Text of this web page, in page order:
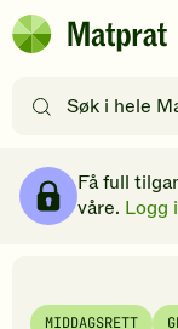
Hopp til
Matprat
etter
filtre
Få full
våre. Logg
MIDDAGSRETT